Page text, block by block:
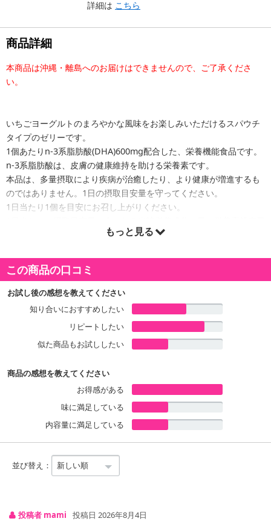
詳細は こちら
商品詳細
本商品は沖縄・離島へのお届けはできませんので、ご了承くださ
い。
いちごヨーグルトのまろやかな風味をお楽しみいただけるスパウチ
タイプのゼリーです。
1個あたりn-3系脂肪酸(DHA)600mg配合した、栄養機能食品です。
n-3系脂肪酸は、皮膚の健康維持を助ける栄養素です。
本品は、多量摂取により疾病が治癒したり、より健康が増進するも
のではありません。1日の摂取目安量を守ってください。
1日当たり1個を目安にお召し上がりください。
基準値(対象年齢18歳以上、基準熱量2200kcal)に占める割合/n-3系
本品は、特定保健用食品と異なり、消費者庁長官による個別審査を
受けたものではありません。
食生活は、主食、主菜、副菜を基本に、食事のバランスを。
もっと見る
この商品の口コミ
お試し後の感想を教えてください
知り合いにおすすめしたい
リピートしたい
似た商品もお試ししたい
商品の感想を教えてください
お得感がある
味に満足している
内容量に満足している
並び替え：
投稿者 mami 投稿日 2026年8月4日